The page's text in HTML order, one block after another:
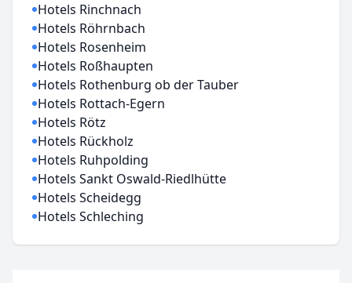
Hotels Rinchnach
Hotels Röhrnbach
Hotels Rosenheim
Hotels Roßhaupten
Hotels Rothenburg ob der Tauber
Hotels Rottach-Egern
Hotels Rötz
Hotels Rückholz
Hotels Ruhpolding
Hotels Sankt Oswald-Riedlhütte
Hotels Scheidegg
Hotels Schleching